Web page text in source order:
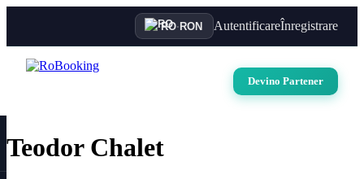
RO·RON AutentificareÎnregistrare
Devino Partener
Teodor Chalet